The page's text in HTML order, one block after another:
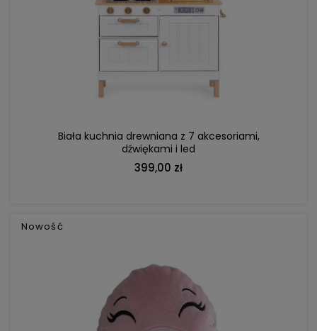
Biała kuchnia drewniana z 7 akcesoriami,
dźwiękami i led
399,00 zł
DO KOSZYKA
Nowość